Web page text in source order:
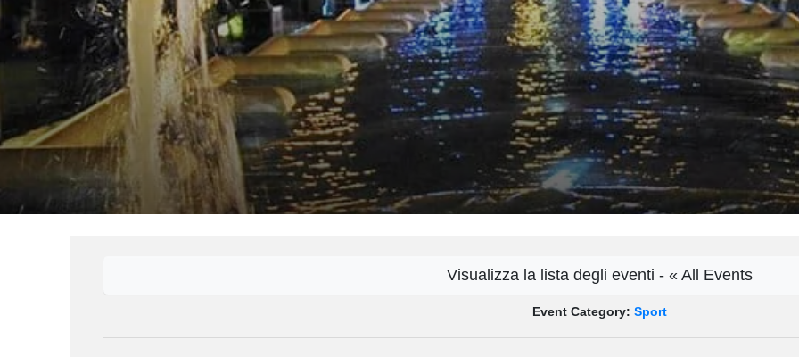
Visualizza la lista degli eventi - « All Events
Event Category: Sport